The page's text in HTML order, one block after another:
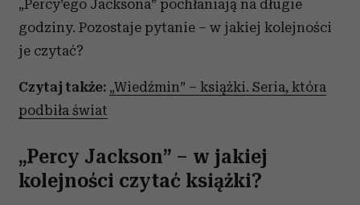
„Percy’ego Jacksona” pochłaniają na długie
godziny. Pozostaje pytanie – w jakiej kolejności
je czytać?
Czytaj także: „Wiedźmin” – książki. Seria, która
podbiła świat
„Percy Jackson” – w jakiej
kolejności czytać książki?